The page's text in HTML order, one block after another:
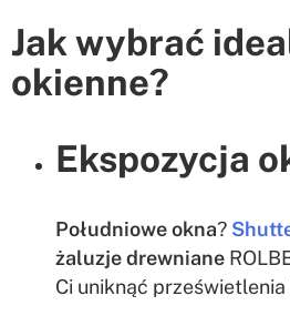
Jak wybrać
okienne?
Ekspozycja
Południowe okna?
żaluzje drewniane
Ci uniknąć prześwietlenia